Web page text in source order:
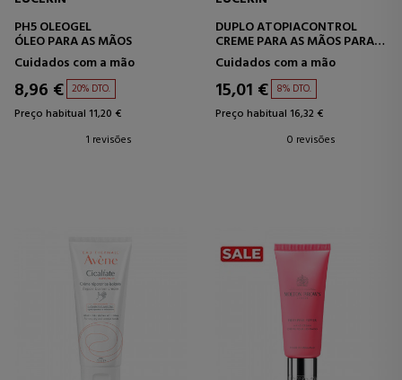
PH5 OLEOGEL
ÓLEO PARA AS MÃOS
Cuidados com a mão
8,96 € 20% DTO.
Preço habitual 11,20 €
1 revisões
DUPLO ATOPIACONTROL
CREME PARA AS MÃOS PARA
PELE SECA E IRRITADA
Cuidados com a mão
15,01 € 8% DTO.
Preço habitual 16,32 €
0 revisões